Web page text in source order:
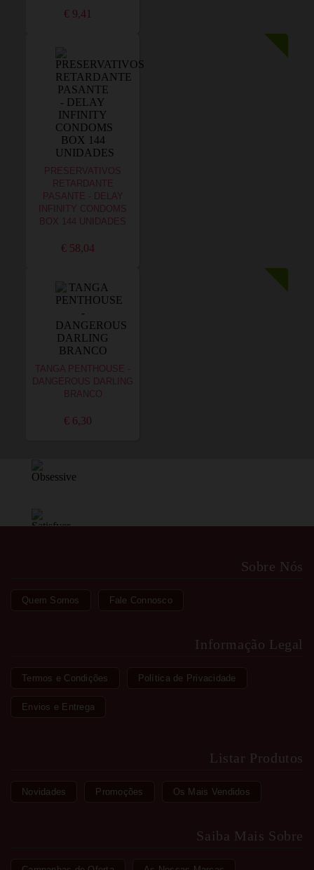
€ 9,41
PRESERVATIVOS
RETARDANTE
PASANTE - DELAY
INFINITY CONDOMS
BOX 144 UNIDADES
€ 58,04
TANGA PENTHOUSE -
DANGEROUS DARLING
BRANCO
€ 6,30
Sobre Nós
Quem Somos Fale Connosco
Informação Legal
Termos e Condições Política de Privacidade
Envios e Entrega
Listar Produtos
Novidades Promoções Os Mais Vendidos
Saiba Mais Sobre